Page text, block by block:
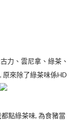
力、雲尼拿、綠茶、
原來除了綠茶味係HD
點綠茶味, 為食豬當